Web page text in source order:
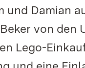
und Damian
von den
Lego-